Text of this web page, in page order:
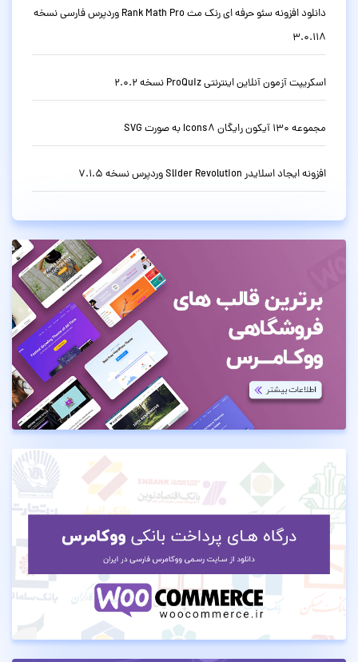
دانلود افزونه سئو حرفه ای رنک مث Rank Math Pro وردپرس فارسی نسخه
3.0.118
اسکریپت آزمون آنلاین اینترنتی ProQuiz نسخه 2.0.2
مجموعه 130 آیکون رایگان Icons8 به صورت SVG
افزونه ایجاد اسلایدر Slider Revolution وردپرس نسخه 7.1.5